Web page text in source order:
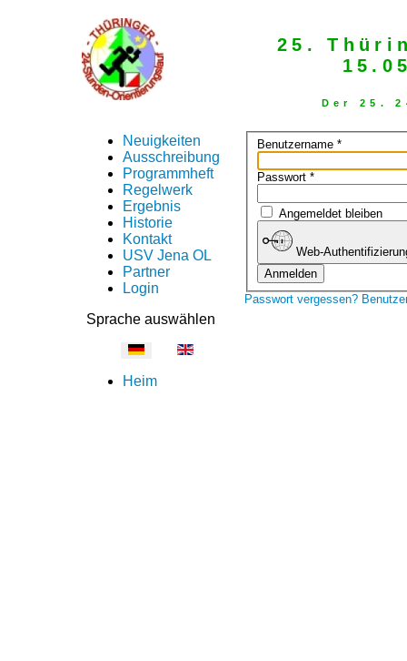
25.
Der 25.
Neuigkeiten
Ausschreibung
Programmheft
Regelwerk
Ergebnis
Historie
Kontakt
USV Jena OL
Partner
Login
Sprache auswählen
Heim
Benutzername *
Passwort *
Angemeldet bleiben
Web-
Anmelden
Passwort vergessen?